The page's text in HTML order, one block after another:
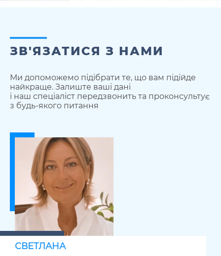
ЗВ'ЯЗАТИСЯ З НАМИ
Ми допоможемо підібрати те, що вам підійде
найкраще. Залиште ваші дані
і наш спеціаліст передзвонить та проконсультує
з будь-якого питання
СВЕТЛАНА